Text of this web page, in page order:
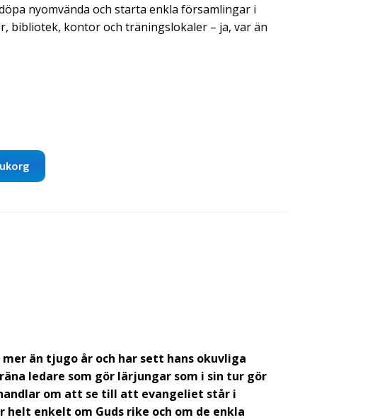
nyomvända och starta enkla församlingar i
bibliotek, kontor och träningslokaler – ja, var än
mer än tjugo år och har sett hans okuvliga
ledare som gör lärjungar som i sin tur gör
om att se till att evangeliet står i
enkelt om Guds rike och om de enkla